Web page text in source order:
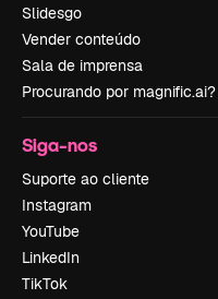
Slidesgo
Vender conteúdo
Sala de imprensa
Procurando por magnific.ai?
Siga-nos
Suporte ao cliente
Instagram
YouTube
LinkedIn
TikTok